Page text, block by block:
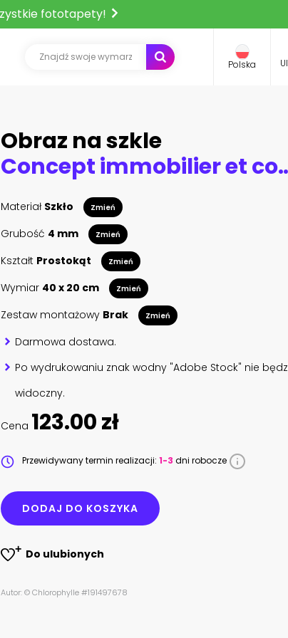
fototapety!
Polska
Obraz na szkle
Concept
Materiał Szkło Zmień
Grubość 4 mm Zmień
Kształt Prostokąt Zmień
Wymiar 40 x 20 cm Zmień
Zestaw montażowy Brak Zmień
Darmowa dostawa.
Po wydrukowaniu znak wodny "Adobe Stock" nie
widoczny.
Cena 123.00 zł
Przewidywany termin realizacji: 1-3 dni robocze
DODAJ DO KOSZYKA
Do ulubionych
Autor: © Chlorophylle #191497678